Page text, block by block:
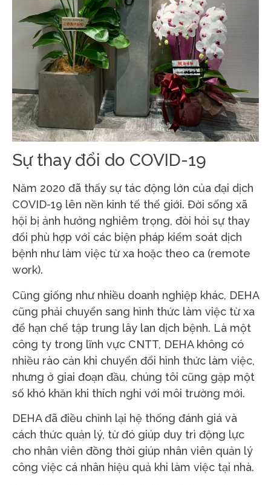
Sự thay đổi do COVID-19
Năm 2020 đã thấy sự tác động lớn của đại dịch
COVID-19 lên nền kinh tế thế giới. Đời sống xã
hội bị ảnh hưởng nghiêm trọng, đòi hỏi sự thay
đổi phù hợp với các biện pháp kiểm soát dịch
bệnh như làm việc từ xa hoặc theo ca (remote
work).
Cũng giống như nhiều doanh nghiệp khác, DEHA
cũng phải chuyển sang hình thức làm việc từ xa
để hạn chế tập trung lây lan dịch bệnh. Là một
công ty trong lĩnh vực CNTT, DEHA không có
nhiều rào cản khi chuyển đổi hình thức làm việc,
nhưng ở giai đoạn đầu, chúng tôi cũng gặp một
số khó khăn khi thích nghi với môi trường mới.
DEHA đã điều chỉnh lại hệ thống đánh giá và
cách thức quản lý, từ đó giúp duy trì động lực
cho nhân viên đồng thời giúp nhân viên quản lý
công việc cá nhân hiệu quả khi làm việc tại nhà.